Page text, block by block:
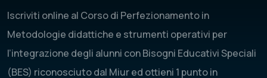
Iscriviti online al Corso di Perfezionamento in
Metodologie didattiche e strumenti operativi per
l’integrazione degli alunni con Bisogni Educativi Speciali
(BES) riconosciuto dal Miur ed ottieni 1 punto in